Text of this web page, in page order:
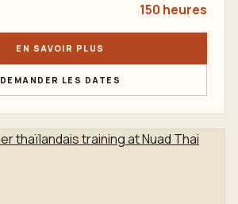
150 heures
EN SAVOIR PLUS
DEMANDER LES DATES